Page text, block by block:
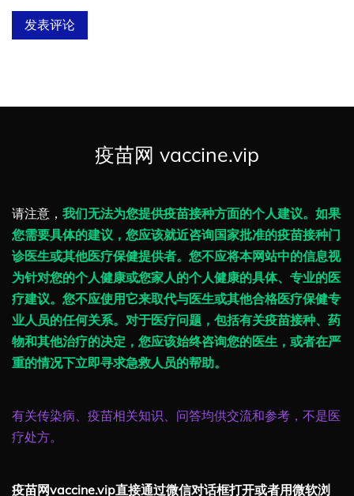
疫苗网 vaccine.vip
请注意， 我们无法为您提供疫苗接种方面的个人建议。如果
您需要具体的建议，您应该就近咨询国家批准的疫苗接种门
诊医生或其他医疗保健提供者。您不应将本网站中的信息视
为针对您的个人健康或您家人的个人健康的具体、专业的医
疗建议。您不应使用它来取代与医生或其他合格医疗保健专
业人员的任何关系。对于医疗问题，包括有关疫苗接种、药
物和其他治疗的决定，您应该始终咨询您的医生，或者在严
重的情况下立即寻求急救人员的帮助。
有关传染病、疫苗相关知识、问答均供交流和参考，不是医
疗处方。
疫苗网vaccine.vip直接通过微信对话框打开或者用微软浏